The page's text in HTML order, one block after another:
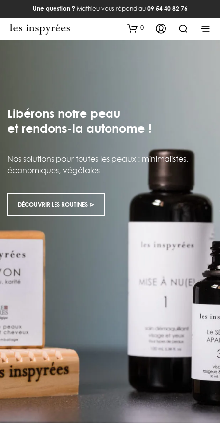
Une question ? Mathieu vous répond au 09 54 40 82 76
0
Libérons notre peau
et rendons-la autonome !
Nos solutions pour toutes les peaux : minimalistes,
économiques, végétales
DÉCOUVRIR LES ROUTINES ⊳